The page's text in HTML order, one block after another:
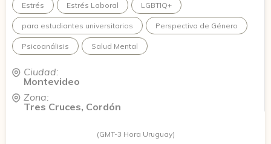
Estrés Estrés Laboral LGBTIQ+
para estudiantes universitarios Perspectiva de Género
Psicoanálisis Salud Mental
Ciudad:
Montevideo
Zona:
Tres Cruces, Cordón
(GMT-3 Hora Uruguay)